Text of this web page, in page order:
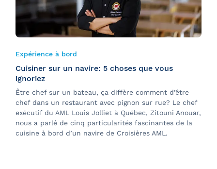
Expérience à bord
Cuisiner sur un navire: 5 choses que vous
ignoriez
Être chef sur un bateau, ça diffère comment d’être
chef dans un restaurant avec pignon sur rue? Le chef
exécutif du AML Louis Jolliet à Québec, Zitouni Anouar,
nous a parlé de cinq particularités fascinantes de la
cuisine à bord d’un navire de Croisières AML.